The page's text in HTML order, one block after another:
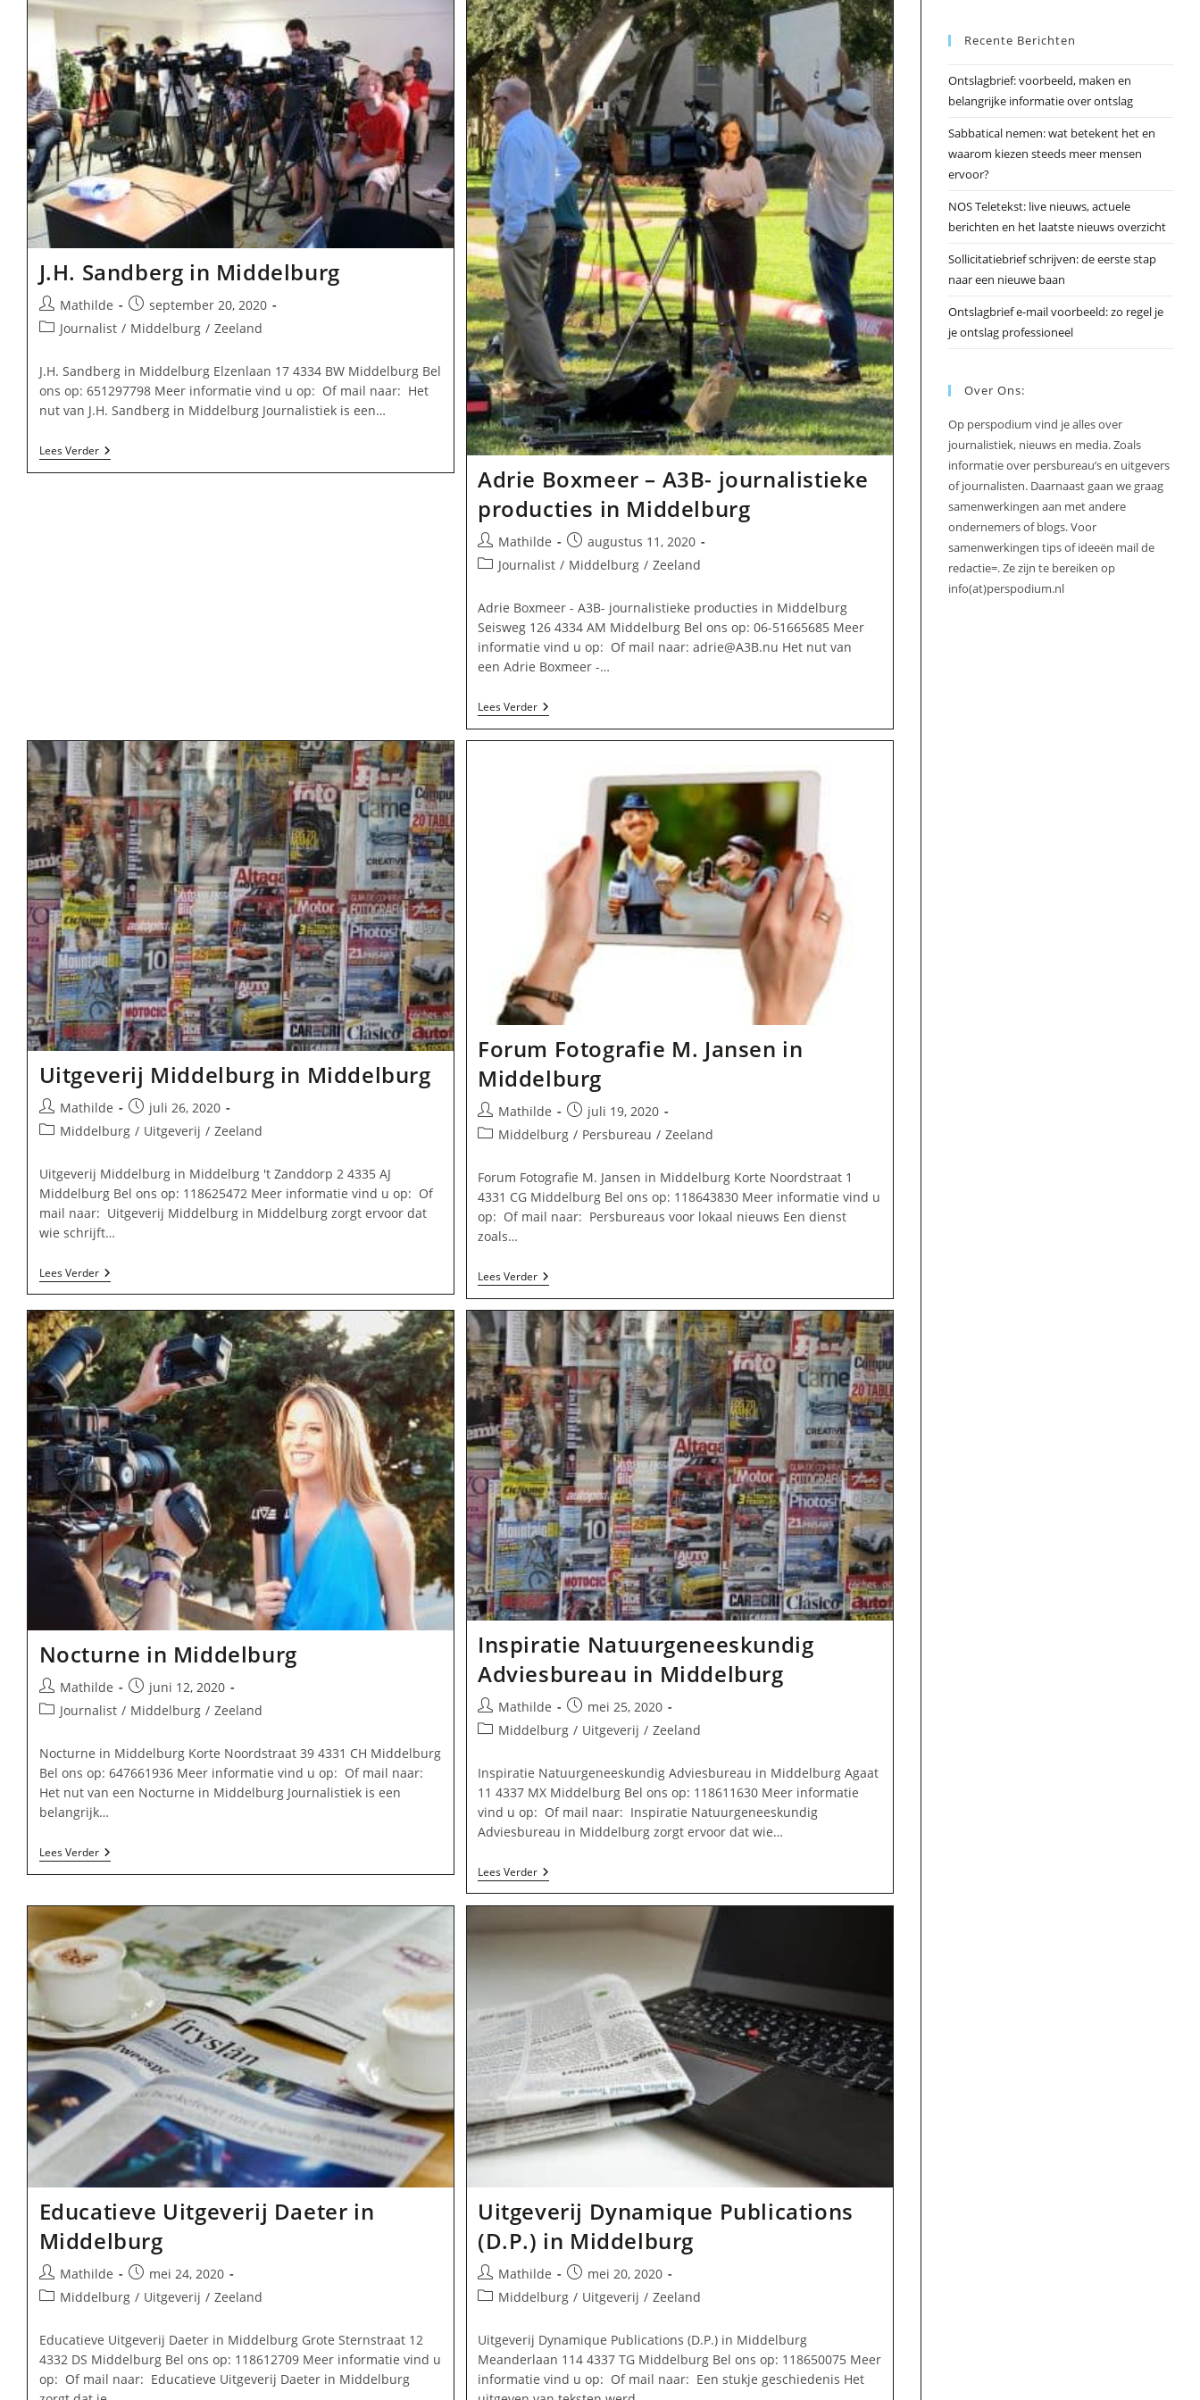
J.H. Sandberg in Middelburg
Bericht
auteur:
Mathilde
Bericht
gepubliceerd
september 20, 2020
Berichtcategorie:
Journalist / Middelburg / Zeeland
J.H. Sandberg in Middelburg Elzenlaan 17 4334 BW Middelburg Bel
ons op: 651297798 Meer informatie vind u op: Of mail naar: Het
nut van J.H. Sandberg in Middelburg Journalistiek is een…
Lees VerderJ.H.
Sandberg
In
Adrie Boxmeer – A3B- journalistieke
producties in Middelburg
Bericht
auteur:
Mathilde
Bericht
gepubliceerd
augustus 11, 2020
Berichtcategorie:
Journalist / Middelburg / Zeeland
Adrie Boxmeer - A3B- journalistieke producties in Middelburg
Seisweg 126 4334 AM Middelburg Bel ons op: 06-51665685 Meer
informatie vind u op: Of mail naar: adrie@A3B.nu Het nut van
een Adrie Boxmeer -…
Lees VerderAdrie
Boxmeer
Producties
Middelburg
Uitgeverij Middelburg in Middelburg
Bericht
auteur:
Mathilde
Bericht
gepubliceerd
op:
juli 26, 2020
Berichtcategorie:
Middelburg / Uitgeverij / Zeeland
Uitgeverij Middelburg in Middelburg 't Zanddorp 2 4335 AJ
Middelburg Bel ons op: 118625472 Meer informatie vind u op: Of
mail naar: Uitgeverij Middelburg in Middelburg zorgt ervoor dat
wie schrijft…
Lees VerderUitgeverij
Middelburg
Middelburg
Forum Fotografie M. Jansen in
Middelburg
Bericht
auteur:
Mathilde
Bericht
gepubliceerd
juli 19, 2020
Berichtcategorie:
Middelburg / Persbureau / Zeeland
Forum Fotografie M. Jansen in Middelburg Korte Noordstraat 1
4331 CG Middelburg Bel ons op: 118643830 Meer informatie vind u
op: Of mail naar: Persbureaus voor lokaal nieuws Een dienst
zoals…
Lees VerderForum
Fotografie
Jansen
In
Middelburg
Nocturne in Middelburg
Bericht
auteur:
Mathilde
Bericht
gepubliceerd
juni 12, 2020
Berichtcategorie:
Journalist / Middelburg / Zeeland
Nocturne in Middelburg Korte Noordstraat 39 4331 CH Middelburg
Bel ons op: 647661936 Meer informatie vind u op: Of mail naar:
Het nut van een Nocturne in Middelburg Journalistiek is een
belangrijk…
Lees VerderNocturne
In
Middelburg
Inspiratie Natuurgeneeskundig
Adviesbureau in Middelburg
Bericht
auteur:
Mathilde
Bericht
gepubliceerd
op:
mei 25, 2020
Berichtcategorie:
Middelburg / Uitgeverij / Zeeland
Inspiratie Natuurgeneeskundig Adviesbureau in Middelburg Agaat
11 4337 MX Middelburg Bel ons op: 118611630 Meer informatie
vind u op: Of mail naar: Inspiratie Natuurgeneeskundig
Adviesbureau in Middelburg zorgt ervoor dat wie…
Lees VerderInspiratie
Natuurgeneeskundig
Middelburg
Educatieve Uitgeverij Daeter in
Middelburg
Bericht
auteur:
Mathilde
Bericht
gepubliceerd
op:
mei 24, 2020
Berichtcategorie:
Middelburg / Uitgeverij / Zeeland
Educatieve Uitgeverij Daeter in Middelburg Grote Sternstraat 12
4332 DS Middelburg Bel ons op: 118612709 Meer informatie vind u
op: Of mail naar: Educatieve Uitgeverij Daeter in Middelburg
Uitgeverij Dynamique Publications
(D.P.) in Middelburg
Bericht
auteur:
Mathilde
Bericht
gepubliceerd
op:
mei 20, 2020
Berichtcategorie:
Middelburg / Uitgeverij / Zeeland
Uitgeverij Dynamique Publications (D.P.) in Middelburg
Meanderlaan 114 4337 TG Middelburg Bel ons op: 118650075 Meer
informatie vind u op: Of mail naar: Een stukje geschiedenis Het
Recente Berichten
Ontslagbrief: voorbeeld, maken en
belangrijke informatie over ontslag
Sabbatical nemen: wat betekent het en
waarom kiezen steeds meer mensen
ervoor?
NOS Teletekst: live nieuws, actuele
berichten en het laatste nieuws overzicht
Sollicitatiebrief schrijven: de eerste stap
naar een nieuwe baan
Ontslagbrief e-mail voorbeeld: zo regel je
je ontslag professioneel
Over Ons:
Op perspodium vind je alles over
journalistiek, nieuws en media. Zoals
informatie over persbureau’s en uitgevers
of journalisten. Daarnaast gaan we graag
samenwerkingen aan met andere
ondernemers of blogs. Voor
samenwerkingen tips of ideeën mail de
redactie=. Ze zijn te bereiken op
info(at)perspodium.nl